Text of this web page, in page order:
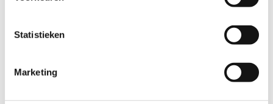
Statistieken
Marketing
Instrumentarium